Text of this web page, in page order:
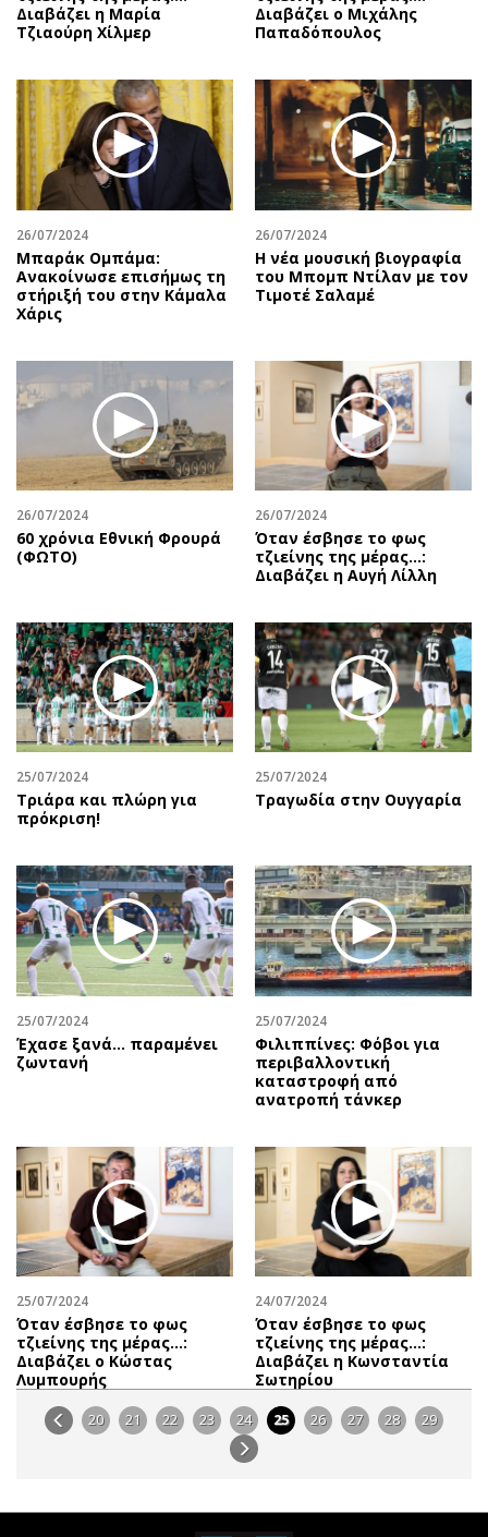
Διαβάζει η Μαρία
Τζιαούρη Χίλμερ
Διαβάζει ο Μιχάλης
Παπαδόπουλος
26/07/2024
Μπαράκ Ομπάμα:
Ανακοίνωσε επισήμως τη
στήριξή του στην Κάμαλα
Χάρις
26/07/2024
Η νέα μουσική βιογραφία
του Μπομπ Ντίλαν με τον
Τιμοτέ Σαλαμέ
26/07/2024
60 χρόνια Εθνική Φρουρά
(ΦΩΤΟ)
26/07/2024
Όταν έσβησε το φως
τζιείνης της μέρας…:
Διαβάζει η Αυγή Λίλλη
25/07/2024
Τριάρα και πλώρη για
πρόκριση!
25/07/2024
Τραγωδία στην Ουγγαρία
25/07/2024
Έχασε ξανά... παραμένει
ζωντανή
25/07/2024
Φιλιππίνες: Φόβοι για
περιβαλλοντική
καταστροφή από
ανατροπή τάνκερ
25/07/2024
Όταν έσβησε το φως
τζιείνης της μέρας…:
Διαβάζει o Κώστας
Λυμπουρής
24/07/2024
Όταν έσβησε το φως
τζιείνης της μέρας…:
Διαβάζει η Κωνσταντία
Σωτηρίου
20 21 22 23 24 25 26 27 28 29